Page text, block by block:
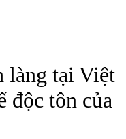
làng tại Việt
độc tôn của